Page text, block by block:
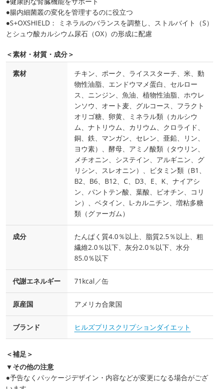
●腸内細菌叢の変化を管理するのに役立つ
●S+OXSHIELD： ミネラルのバランスを調整し、ストルバイト（S）
とシュウ酸カルシウム尿石（OX）の形成に配慮
＜素材・材質・成分＞
素材
チキン、ポーク、ライススターチ、米、動
物性油脂、エンドウマメ蛋白、セルロー
ス、ニンジン、魚油、植物性油脂、ホウレ
ンソウ、オート麦、グルコース、フラクト
オリゴ糖、卵黄、ミネラル類（カルシウ
ム、ナトリウム、カリウム、クロライド、
銅、鉄、マンガン、セレン、亜鉛、リン、
ヨウ素）、酵母、アミノ酸類（タウリン、
メチオニン、システイン、アルギニン、グ
リシン、スレオニン）、ビタミン類（B1、
B2、B6、B12、C、D3、E、K、ナイアシ
ン、パントテン酸、葉酸、ビオチン、コリ
ン）、ベタイン、L-カルニチン、増粘多糖
類（グァーガム）
成分
たんぱく質4.0％以上、脂質2.5％以上、粗
繊維2.0％以下、灰分2.0％以下、水分
85.0％以下
代謝エネルギー 71kcal／缶
原産国 アメリカ合衆国
ブランド ヒルズプリスクリプションダイエット
＜補足＞
▼その他の注意
●予告なくパッケージデザイン・内容などが変更になる場合がござ